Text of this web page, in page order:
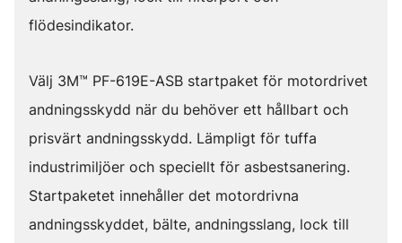
flödesindikator.
Välj 3M™ PF-619E-ASB startpaket för motordrivet
andningsskydd när du behöver ett hållbart och
prisvärt andningsskydd. Lämpligt för tuffa
industrimiljöer och speciellt för asbestsanering.
Startpaketet innehåller det motordrivna
andningsskyddet, bälte, andningsslang, lock till